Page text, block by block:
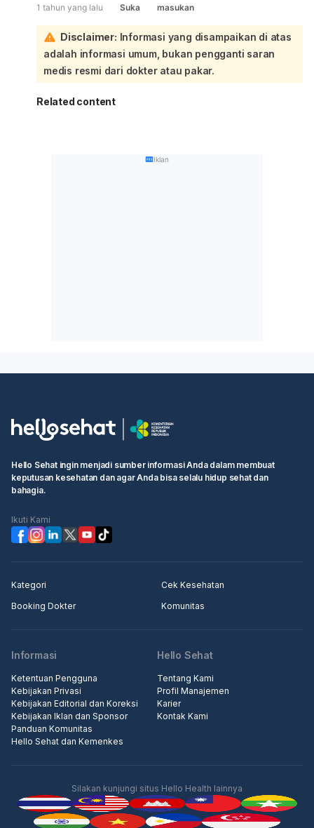
1 tahun yang lalu Suka masukan
Disclaimer: Informasi yang disampaikan di atas
adalah informasi umum, bukan pengganti saran
medis resmi dari dokter atau pakar.
Related content
Iklan
Hello Sehat ingin menjadi sumber informasi Anda dalam membuat
keputusan kesehatan dan agar Anda bisa selalu hidup sehat dan
bahagia.
Ikuti Kami
Kategori
Cek Kesehatan
Booking Dokter
Komunitas
Informasi
Ketentuan Pengguna
Kebijakan Privasi
Kebijakan Editorial dan Koreksi
Kebijakan Iklan dan Sponsor
Panduan Komunitas
Hello Sehat dan Kemenkes
Hello Sehat
Tentang Kami
Profil Manajemen
Karier
Kontak Kami
Silakan kunjungi situs Hello Health lainnya